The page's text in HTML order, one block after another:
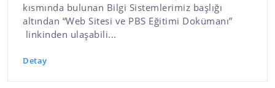
kısmında bulunan Bilgi Sistemlerimiz başlığı
altından “Web Sitesi ve PBS Eğitimi Dokümanı”
linkinden ulaşabili...
Detay